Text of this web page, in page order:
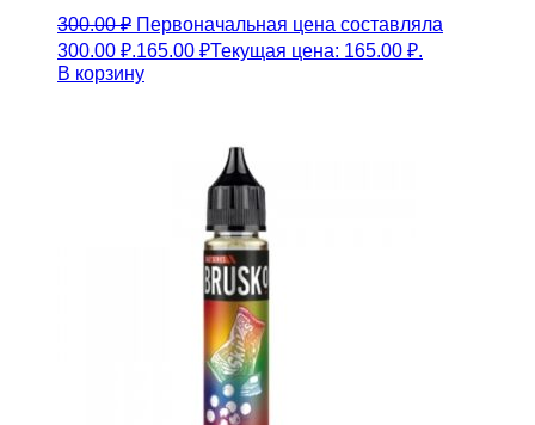
300.00₽ Первоначальная цена составляла
300.00 ₽.165.00 ₽Текущая цена: 165.00 ₽.
В корзину